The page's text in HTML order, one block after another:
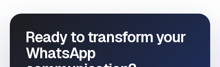
Ready to transform your
WhatsApp